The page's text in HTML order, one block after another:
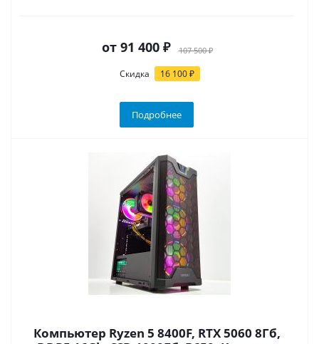
от 91 400 ₽ 107 500 ₽
Скидка 16 100 ₽
Подробнее
Компьютер Ryzen 5 8400F, RTX 5060 8Гб,